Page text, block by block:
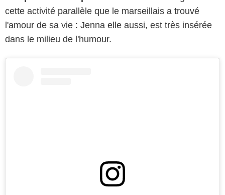
cette activité parallèle que le marseillais a trouvé
l'amour de sa vie : Jenna elle aussi, est très insérée
dans le milieu de l'humour.